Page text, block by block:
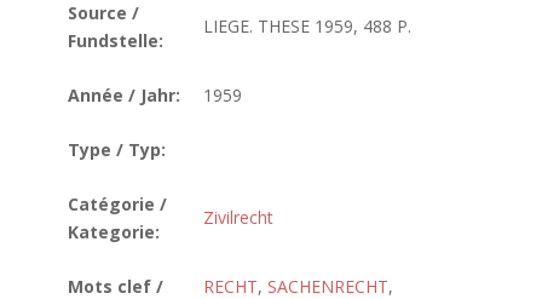
Source /
Fundstelle:
LIEGE. THESE 1959, 488 P.
Année / Jahr: 1959
Type / Typ:
Catégorie /
Kategorie:
Zivilrecht
Mots clef /
RECHT, SACHENRECHT,